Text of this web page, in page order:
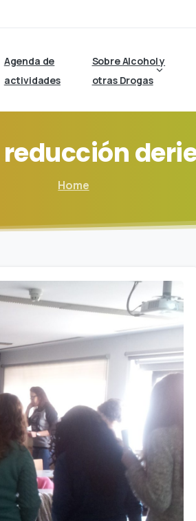
Agenda de
actividades
Sobre Alcohol y
otras Drogas
reducción
Home